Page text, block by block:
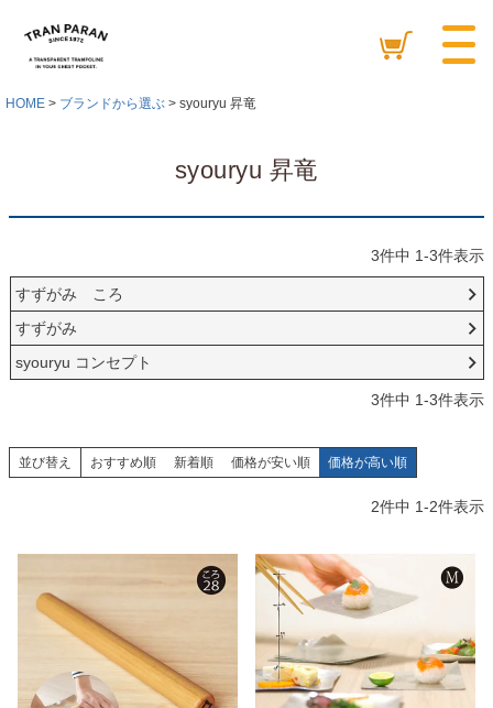
HOME ブランドから選ぶ syouryu 昇竜
syouryu 昇竜
3件中 1-3件表示
すずがみ ころ
すずがみ
syouryu コンセプト
3件中 1-3件表示
並び替え おすすめ順 新着順 価格が安い順 価格が高い順
2件中 1-2件表示